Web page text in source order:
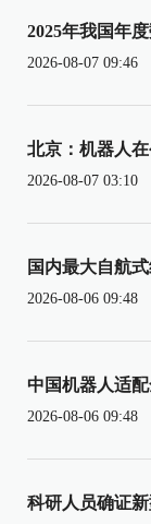
2025年我国年
2026-08-07 09:46
北京：机器人
2026-08-07 03:10
国内最大自航
2026-08-06 09:48
中国机器人适
2026-08-06 09:48
科研人员确证